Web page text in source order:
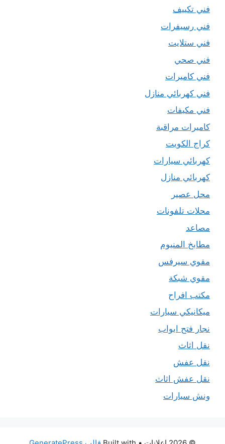
فني تكييف
فني رسيفرات
فني ستلايت
فني صحي
فني كاميرات
فني كهربائي منازل
فني مكيفات
كاميرات مراقبة
كراج الكويت
كهربائي سيارات
كهربائي منازل
محل عصير
محلات تلفونات
مصاعد
مطابخ المنيوم
مقوي سيرفس
مقوي شبكة
مكتب افراح
ميكانيكي سيارات
نجار فتح ابواب
نقل اثاث
نقل عفش
نقل عفش اثاث
ونش سيارات